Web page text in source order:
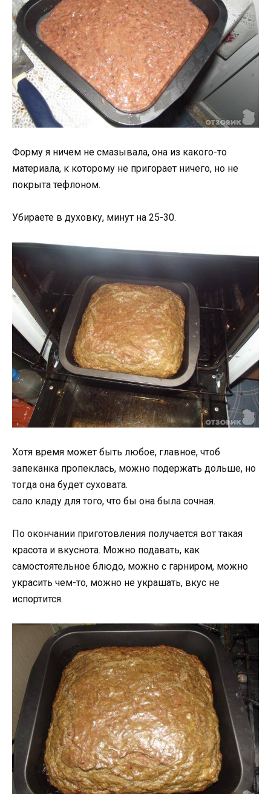
Форму я ничем не смазывала, она из какого-то
материала, к которому не пригорает ничего, но не
покрыта тефлоном.
Убираете в духовку, минут на 25-30.
Хотя время может быть любое, главное, чтоб
запеканка пропеклась, можно подержать дольше, но
тогда она будет суховата.
сало кладу для того, что бы она была сочная.
По окончании приготовления получается вот такая
красота и вкуснота. Можно подавать, как
самостоятельное блюдо, можно с гарниром, можно
украсить чем-то, можно не украшать, вкус не
испортится.